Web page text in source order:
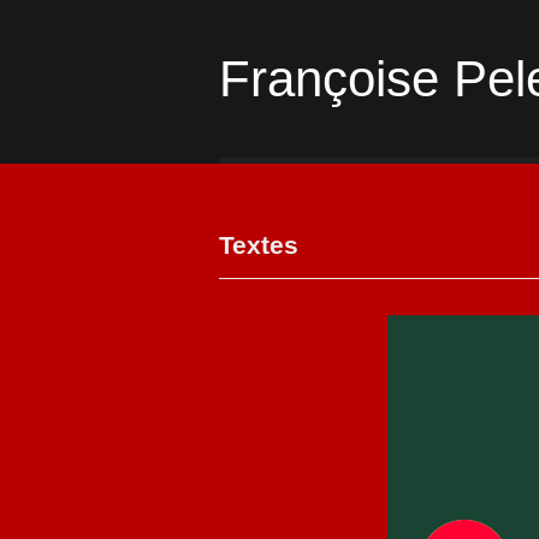
Françoise
Textes